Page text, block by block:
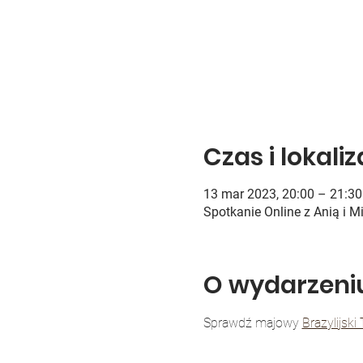
Czas i
13 mar 2023, 20:00 – 21:30
Spotkanie Online z Anią i
O
Sprawdź majowy Brazylijski